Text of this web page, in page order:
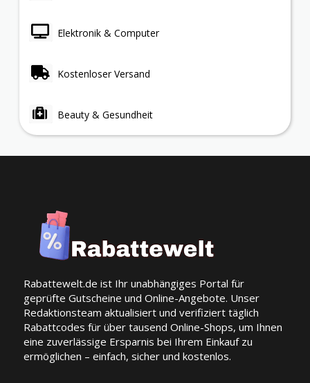
Elektronik & Computer
Kostenloser Versand
Beauty & Gesundheit
Rabattewelt.de ist Ihr unabhängiges Portal für
geprüfte Gutscheine und Online-Angebote. Unser
Redaktionsteam aktualisiert und verifiziert täglich
Rabattcodes für über tausend Online-Shops, um Ihnen
eine zuverlässige Ersparnis bei Ihrem Einkauf zu
ermöglichen – einfach, sicher und kostenlos.